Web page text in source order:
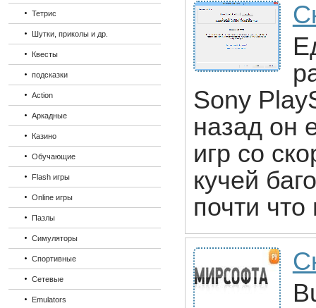
Тетрис
Шутки, приколы и др.
Квесты
подсказки
Action
Аркадные
Казино
Обучающие
Flash игры
Online игры
Пазлы
Симуляторы
Спортивные
Сетевые
Emulators
Sony
назад он
игр со
кучей
почти